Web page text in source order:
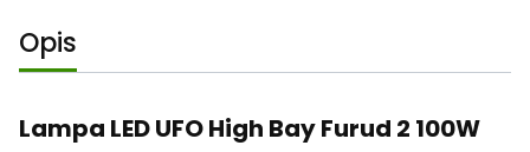
Opis
Lampa LED UFO High Bay Furud 2 100W